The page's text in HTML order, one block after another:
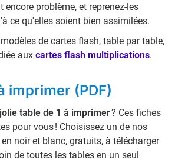
encore problème, et reprenez-les
ce qu'elles soient bien assimilées.
de cartes flash, table par table,
auxcartes flash multiplications.
imprimer (PDF)
jolie table de 1 à imprimer? Ces fiches
pour vous ! Choisissez un de nos
noir et blanc, gratuits, à télécharger
de toutes les tables en un seul